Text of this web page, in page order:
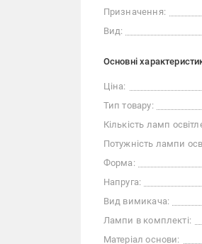
Призначення:
Вид:
Основні
Ціна:
Тип товару:
Кількість ламп
Потужність лампи
Форма:
Напруга:
Вид вимикача:
Лампи в комплекті:
Матеріал основи: